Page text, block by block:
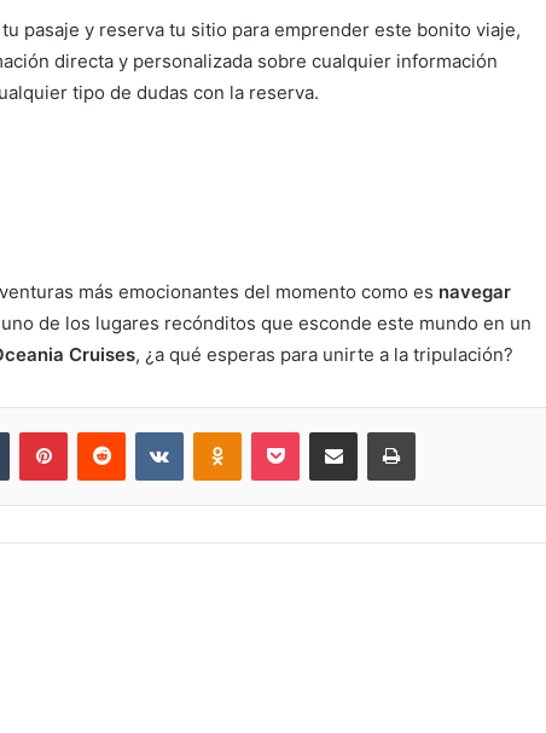
pasaje y reserva tu sitio para emprender este bonito viaje,
directa y personalizada sobre cualquier información
tipo de dudas con la reserva.
más emocionantes del momento como es navegar
de los lugares recónditos que esconde este mundo en un
Cruises, ¿a qué esperas para unirte a la tripulación?
Tumblr PinterestReddit VKontakteOdnoklassniki
Pocket Compartir por correo electrónicoImprimir